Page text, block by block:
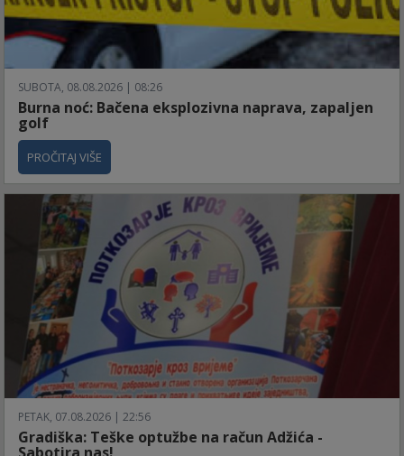
SUBOTA, 08.08.2026 | 08:26
Burna noć: Bačena eksplozivna naprava, zapaljen
golf
PROČITAJ VIŠE
PETAK, 07.08.2026 | 22:56
Gradiška: Teške optužbe na račun Adžića -
Sabotira nas!